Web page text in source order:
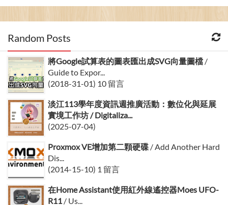
Random Posts
將Google試算表的圖表匯出成SVG向量圖檔 /
Guide to Expor...
(2018-31-01) 10 留言
淡江113學年度資訊週推廣活動：數位化與延展
實境工作坊 / Digitaliza...
(2025-07-04)
Proxmox VE增加第二顆硬碟 / Add Another Hard
Dis...
(2014-15-10) 1 留言
在Home Assistant使用紅外線遙控器Moes UFO-
R11 / Us...